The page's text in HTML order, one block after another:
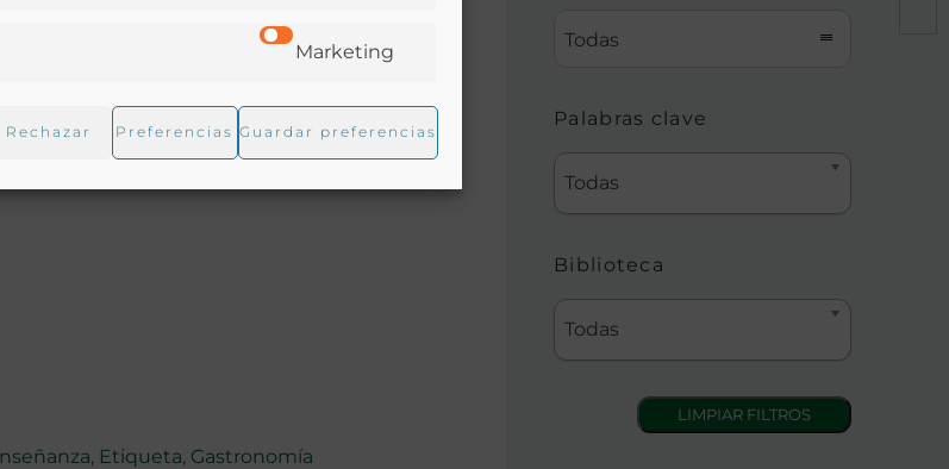
Marketing
Rechazar Preferencias Guardar preferencias
las faltas más comunes en la mesa.-L. 27. De
trinchar en la mesa.- L. 30. Del modo de
32. Del modo de servir los licores i de los
, Etiqueta, Gastronomía
Todas
Palabras clave
Todas
Biblioteca
Todas